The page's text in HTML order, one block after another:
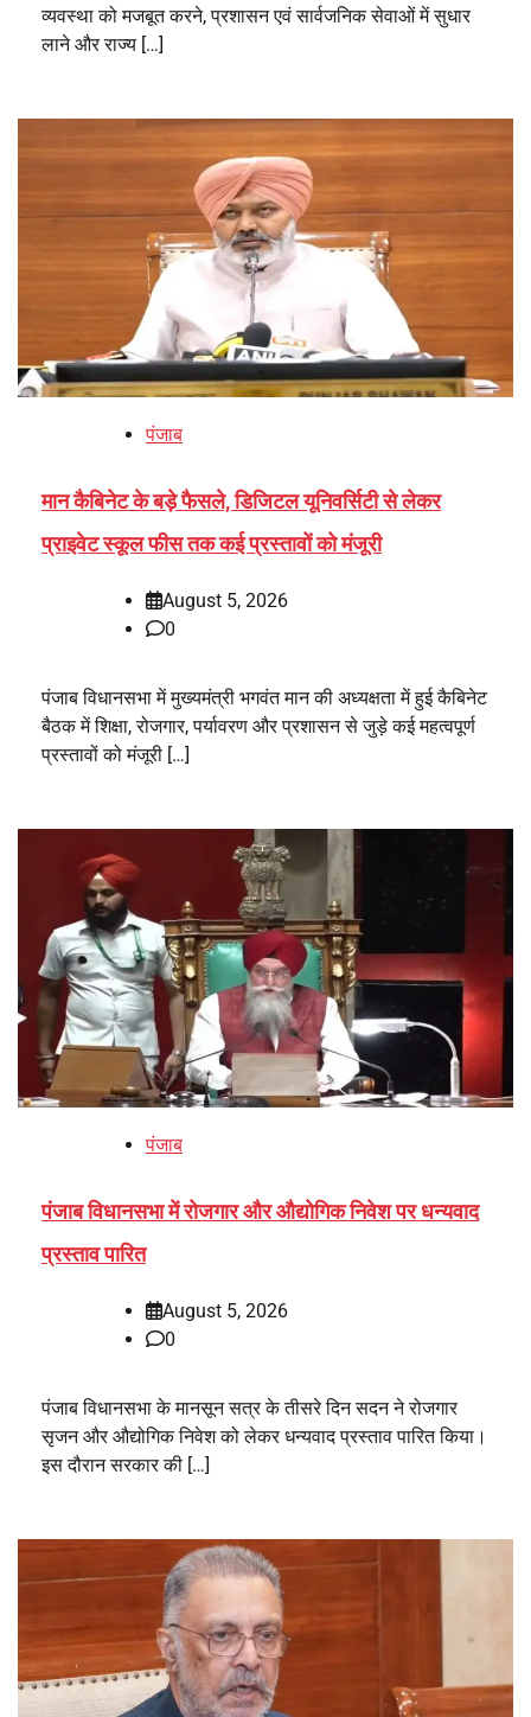
व्यवस्था को मजबूत करने, प्रशासन एवं सार्वजनिक सेवाओं में सुधार
लाने और राज्य […]
पंजाब
मान कैबिनेट के बड़े फैसले, डिजिटल यूनिवर्सिटी से लेकर
प्राइवेट स्कूल फीस तक कई प्रस्तावों को मंजूरी
August 5, 2026
0
पंजाब विधानसभा में मुख्यमंत्री भगवंत मान की अध्यक्षता में हुई कैबिनेट
बैठक में शिक्षा, रोजगार, पर्यावरण और प्रशासन से जुड़े कई महत्वपूर्ण
प्रस्तावों को मंजूरी […]
पंजाब
पंजाब विधानसभा में रोजगार और औद्योगिक निवेश पर धन्यवाद
प्रस्ताव पारित
August 5, 2026
0
पंजाब विधानसभा के मानसून सत्र के तीसरे दिन सदन ने रोजगार
सृजन और औद्योगिक निवेश को लेकर धन्यवाद प्रस्ताव पारित किया।
इस दौरान सरकार की […]